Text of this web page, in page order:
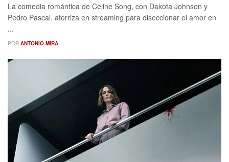
La comedia romántica de Celine Song, con Dakota Johnson y
Pedro Pascal, aterriza en streaming para diseccionar el amor en
...
POR ANTONIO MIRA